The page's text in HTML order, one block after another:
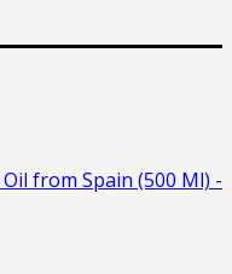
from Spain (500 Ml) -